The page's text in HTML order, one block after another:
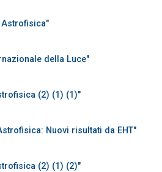
della Luce"
(2) (1) (1)"
Nuovi risultati da EHT"
(2) (1) (2)"